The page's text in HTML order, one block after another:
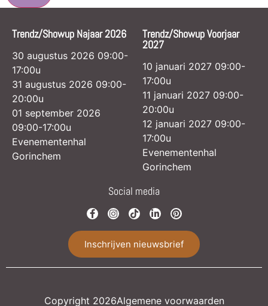
Trendz/Showup Najaar 2026
30 augustus 2026 09:00-
17:00u
31 augustus 2026 09:00-
20:00u
01 september 2026
09:00-17:00u
Evenementenhal
Gorinchem
Trendz/Showup Voorjaar
2027
10 januari 2027 09:00-
17:00u
11 januari 2027 09:00-
20:00u
12 januari 2027 09:00-
17:00u
Evenementenhal
Gorinchem
Social media
Inschrijven nieuwsbrief
Copyright 2026Algemene voorwaarden